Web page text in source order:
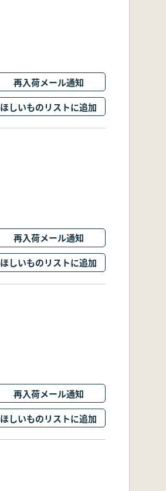
再入荷メール通知
ほしいものリストに追加
再入荷メール通知
ほしいものリストに追加
再入荷メール通知
ほしいものリストに追加